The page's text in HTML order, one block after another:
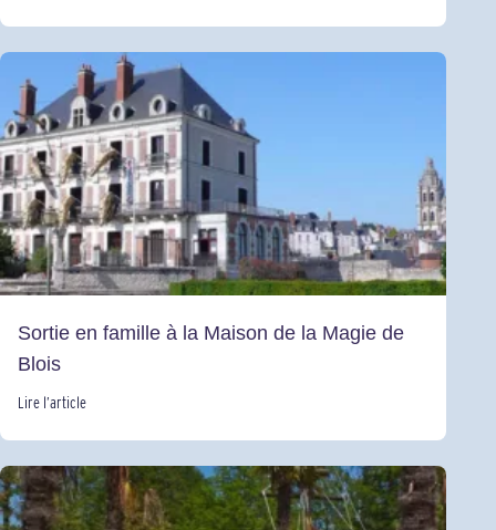
Sortie en famille à la Maison de la Magie de
Blois
Lire l’article